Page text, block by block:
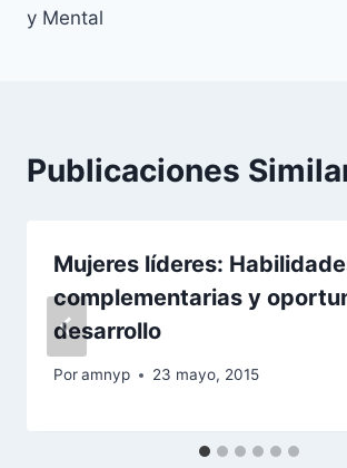
y Mental
Publicaciones
Mujeres líderes:
complementarias y
desarrollo
Poramnyp 23 mayo, 2015